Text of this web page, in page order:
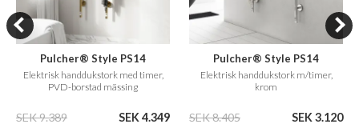
Pulcher® Style PS14
Elektrisk handdukstork med timer,
PVD-borstad mässing
SEK 9.389 SEK 4.349
Pulcher® Style PS14
Elektrisk handdukstork m/timer,
krom
SEK 8.405 SEK 3.120